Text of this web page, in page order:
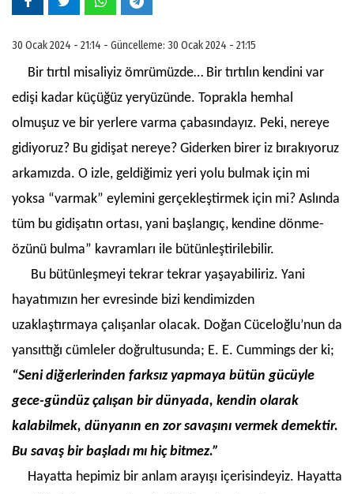
30 Ocak 2024 - 21:14 - Güncelleme: 30 Ocak 2024 - 21:15
Bir tırtıl misaliyiz ömrümüzde… Bir tırtılın kendini var
edişi kadar küçüğüz yeryüzünde. Toprakla hemhal
olmuşuz ve bir yerlere varma çabasındayız. Peki, nereye
gidiyoruz? Bu gidişat nereye? Giderken birer iz bırakıyoruz
arkamızda. O izle, geldiğimiz yeri yolu bulmak için mi
yoksa “varmak” eylemini gerçekleştirmek için mi? Aslında
tüm bu gidişatın ortası, yani başlangıç, kendine dönme-
özünü bulma” kavramları ile bütünleştirilebilir.
Bu bütünleşmeyi tekrar tekrar yaşayabiliriz. Yani
hayatımızın her evresinde bizi kendimizden
uzaklaştırmaya çalışanlar olacak. Doğan Cüceloğlu’nun da
yansıttığı cümleler doğrultusunda; E. E. Cummings der ki;
“Seni diğerlerinden farksız yapmaya bütün gücüyle
gece-gündüz çalışan bir dünyada, kendin olarak
kalabilmek, dünyanın en zor savaşını vermek demektir.
Bu savaş bir başladı mı hiç bitmez.”
Hayatta hepimiz bir anlam arayışı içerisindeyiz. Hayatta